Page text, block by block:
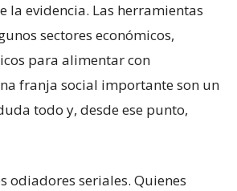
la evidencia. Las herramientas
sectores económicos,
para alimentar con
franja social importante son un
todo y, desde ese punto,
odiadores seriales. Quienes